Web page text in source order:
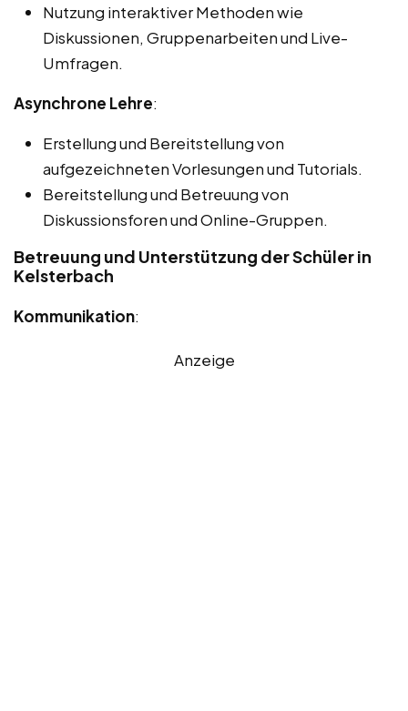
Nutzung interaktiver Methoden wie
Diskussionen, Gruppenarbeiten und Live-
Umfragen.
Asynchrone Lehre:
Erstellung und Bereitstellung von
aufgezeichneten Vorlesungen und Tutorials.
Bereitstellung und Betreuung von
Diskussionsforen und Online-Gruppen.
Betreuung und Unterstützung der Schüler in
Kelsterbach
Kommunikation:
Anzeige